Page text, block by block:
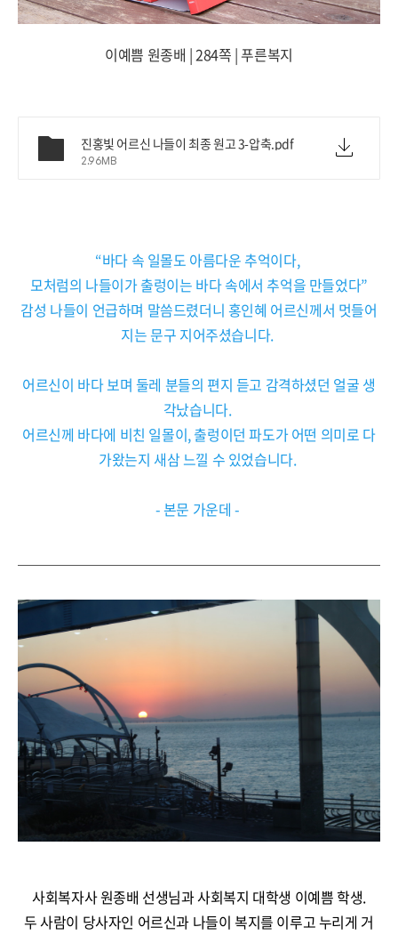
이예쁨 원종배 | 284쪽 | 푸른복지
진홍빛 어르신 나들이 최종 원고 3-압축.pdf
2.96MB
“바다 속 일몰도 아름다운 추억이다,
모처럼의 나들이가 출렁이는 바다 속에서 추억을 만들었다”
감성 나들이 언급하며 말씀드렸더니 홍인혜 어르신께서 멋들어
지는 문구 지어주셨습니다.
어르신이 바다 보며 둘레 분들의 편지 듣고 감격하셨던 얼굴 생
각났습니다.
어르신께 바다에 비친 일몰이, 출렁이던 파도가 어떤 의미로 다
가왔는지 새삼 느낄 수 있었습니다.
- 본문 가운데 -
사회복자사 원종배 선생님과 사회복지 대학생 이예쁨 학생.
두 사람이 당사자인 어르신과 나들이 복지를 이루고 누리게 거